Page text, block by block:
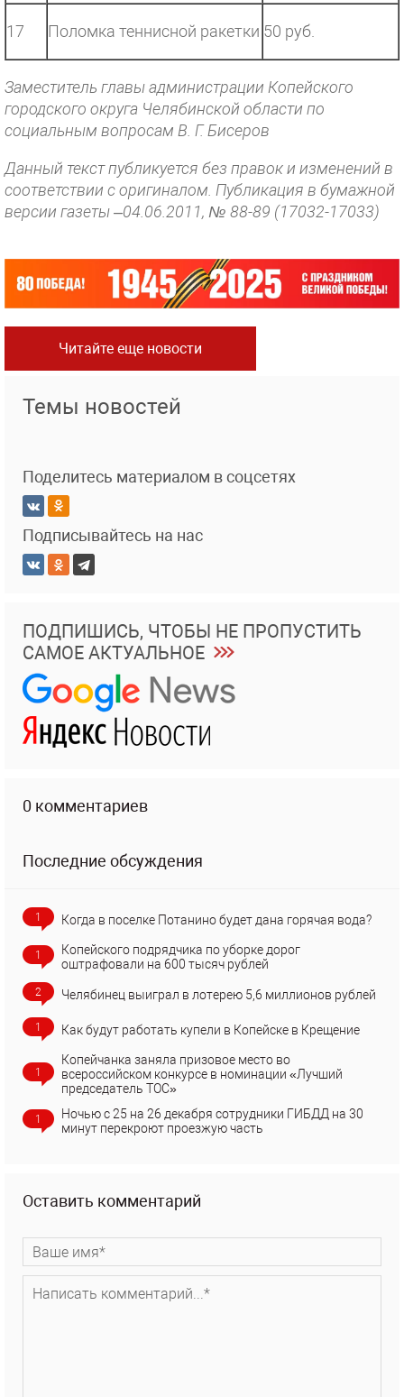
17 Поломка теннисной ракетки 50 руб.
Заместитель главы администрации Копейского
городского округа Челябинской области по
социальным вопросам В. Г. Бисеров
Данный текст публикуется без правок и изменений в
соответствии с оригиналом. Публикация в бумажной
версии газеты –04.06.2011, № 88-89 (17032-17033)
Читайте еще новости
Темы новостей
Поделитесь материалом в соцсетях
Подписывайтесь на нас
ПОДПИШИСЬ, ЧТОБЫ НЕ ПРОПУСТИТЬ
САМОЕ АКТУАЛЬНОЕ
0 комментариев
Последние обсуждения
1 Когда в поселке Потанино будет дана горячая вода?
1
Копейского подрядчика по уборке дорог
оштрафовали на 600 тысяч рублей
2 Челябинец выиграл в лотерею 5,6 миллионов рублей
1 Как будут работать купели в Копейске в Крещение
1
Копейчанка заняла призовое место во
всероссийском конкурсе в номинации «Лучший
председатель ТОС»
1
Ночью с 25 на 26 декабря сотрудники ГИБДД на 30
минут перекроют проезжую часть
Оставить комментарий